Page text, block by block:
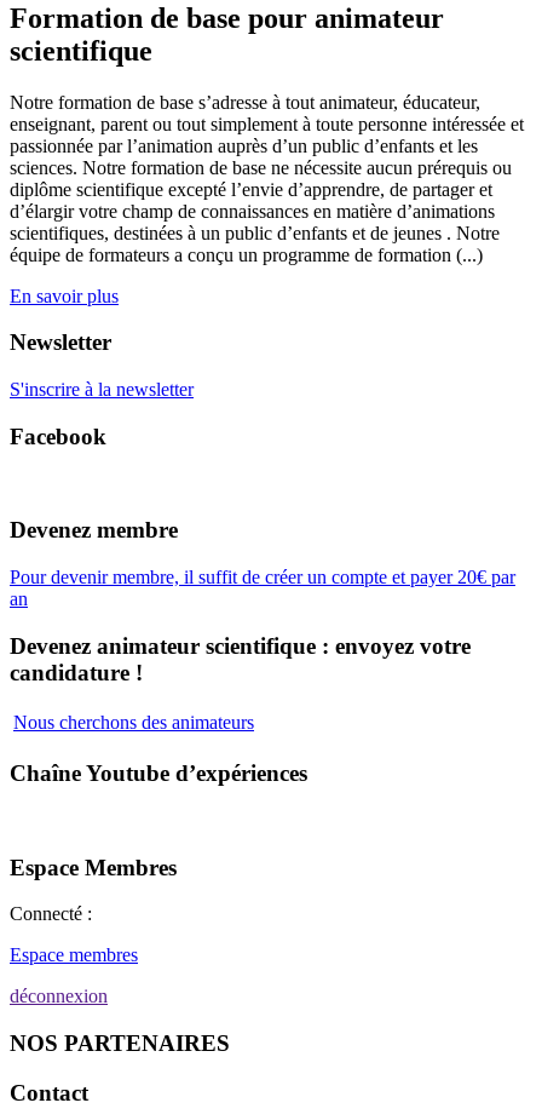
Formation de base pour animateur
scientifique
Notre formation de base s’adresse à tout animateur, éducateur,
enseignant, parent ou tout simplement à toute personne intéressée et
passionnée par l’animation auprès d’un public d’enfants et les
sciences. Notre formation de base ne nécessite aucun prérequis ou
diplôme scientifique excepté l’envie d’apprendre, de partager et
d’élargir votre champ de connaissances en matière d’animations
scientifiques, destinées à un public d’enfants et de jeunes . Notre
équipe de formateurs a conçu un programme de formation (...)
En savoir plus
Newsletter
S'inscrire à la newsletter
Facebook
Devenez membre
Pour devenir membre, il suffit de créer un compte et payer 20€ par
an
Devenez animateur scientifique : envoyez votre
candidature !
Nous cherchons des animateurs
Chaîne Youtube d’expériences
Espace Membres
Connecté :
Espace membres
déconnexion
NOS PARTENAIRES
Contact